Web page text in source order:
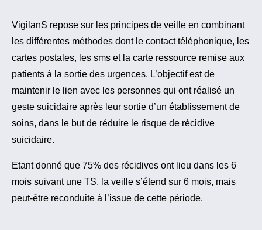
VigilanS repose sur les principes de veille en combinant
les différentes méthodes dont le contact téléphonique, les
cartes postales, les sms et la carte ressource remise aux
patients à la sortie des urgences. L’objectif est de
maintenir le lien avec les personnes qui ont réalisé un
geste suicidaire après leur sortie d’un établissement de
soins, dans le but de réduire le risque de récidive
suicidaire.
Etant donné que 75% des récidives ont lieu dans les 6
mois suivant une TS, la veille s’étend sur 6 mois, mais
peut-être reconduite à l’issue de cette période.